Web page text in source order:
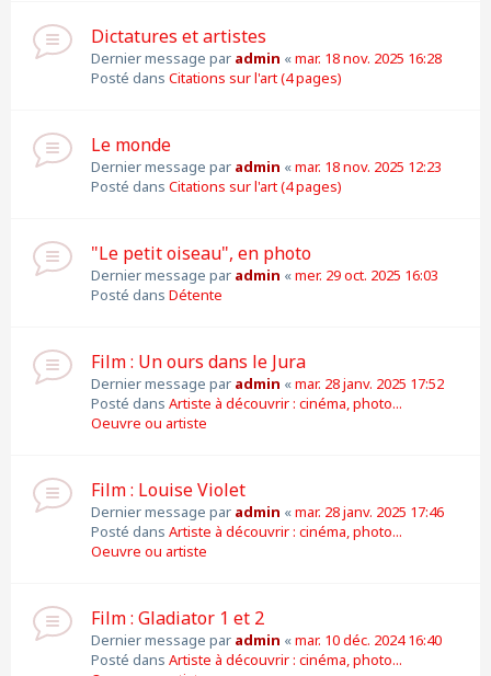
Dictatures et artistes
Dernier message par admin «mar. 18 nov. 2025 16:28
Posté dans Citations sur l'art (4 pages)
Le monde
Dernier message par admin «mar. 18 nov. 2025 12:23
Posté dans Citations sur l'art (4 pages)
"Le petit oiseau", en photo
Dernier message par admin «mer. 29 oct. 2025 16:03
Posté dans Détente
Film : Un ours dans le Jura
Dernier message par admin «mar. 28 janv. 2025 17:52
Posté dans Artiste à découvrir : cinéma, photo...
Oeuvre ou artiste
Film : Louise Violet
Dernier message par admin «mar. 28 janv. 2025 17:46
Posté dans Artiste à découvrir : cinéma, photo...
Oeuvre ou artiste
Film : Gladiator 1 et 2
Dernier message par admin «mar. 10 déc. 2024 16:40
Posté dans Artiste à découvrir : cinéma, photo...